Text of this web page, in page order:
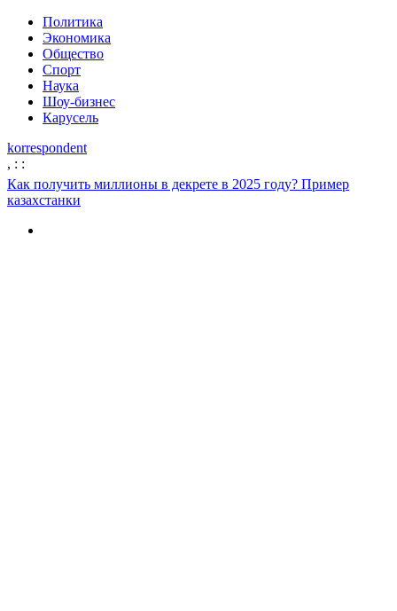
Политика
Экономика
Общество
Спорт
Наука
Шоу-бизнес
Карусель
korrespondent
, : :
Как получить миллионы в декрете в 2025 году? Пример
казахстанки